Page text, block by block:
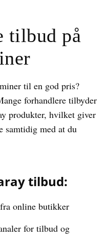
tilbud på
til en god pris?
forhandlere tilbyder
produkter, hvilket giver
samtidig med at du
tilbud:
online butikker
for tilbud og